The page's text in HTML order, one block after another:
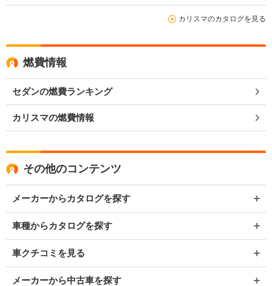
カリスマのカタログを見る
燃費情報
セダンの燃費ランキング
カリスマの燃費情報
その他のコンテンツ
メーカーからカタログを探す
車種からカタログを探す
車クチコミを見る
メーカーから中古車を探す